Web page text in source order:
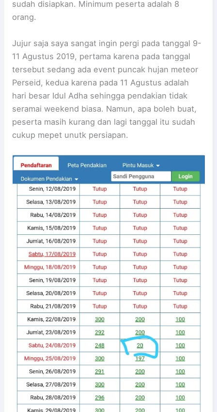
sudah disiapkan. Minimum peserta adalah 8
orang.
Jujur saja saya sangat ingin pergi pada tanggal 9-
11 Agustus 2019, pertama karena pada tanggal
tersebut sedang ada event puncak hujan meteor
Perseid, kedua karena pada 11 Agustus adalah
hari besar Idul Adha sehingga pendakian tidak
seramai weekend biasa. Namun, apa boleh buat,
peserta masih kurang dan lagi tanggal itu sudah
cukup mepet unutk persiapan.